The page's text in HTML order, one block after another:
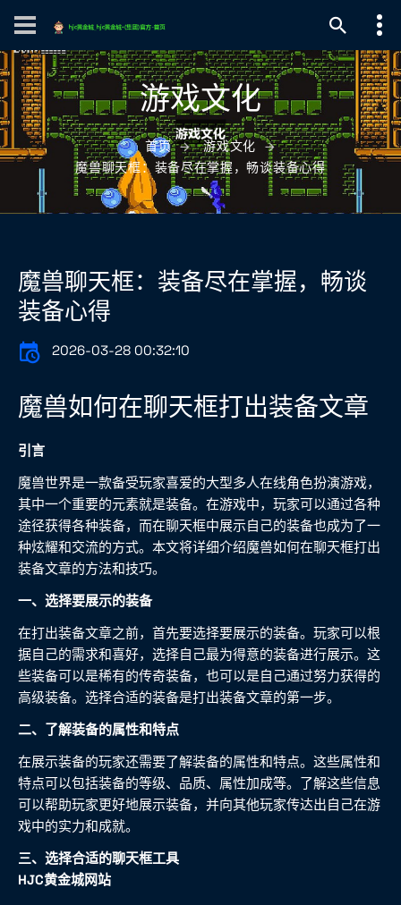
游戏文化
首页
游戏文化
魔兽聊天框：装备尽在掌握，畅谈装备心得
魔兽聊天框：装备尽在掌握，畅谈
装备心得
2026-03-28 00:32:10
魔兽如何在聊天框打出装备文章
引言
魔兽世界是一款备受玩家喜爱的大型多人在线角色扮演游戏，
其中一个重要的元素就是装备。在游戏中，玩家可以通过各种
途径获得各种装备，而在聊天框中展示自己的装备也成为了一
种炫耀和交流的方式。本文将详细介绍魔兽如何在聊天框打出
装备文章的方法和技巧。
一、选择要展示的装备
在打出装备文章之前，首先要选择要展示的装备。玩家可以根
据自己的需求和喜好，选择自己最为得意的装备进行展示。这
些装备可以是稀有的传奇装备，也可以是自己通过努力获得的
高级装备。选择合适的装备是打出装备文章的第一步。
二、了解装备的属性和特点
在展示装备的玩家还需要了解装备的属性和特点。这些属性和
特点可以包括装备的等级、品质、属性加成等。了解这些信息
可以帮助玩家更好地展示装备，并向其他玩家传达出自己在游
戏中的实力和成就。
三、选择合适的聊天框工具
HJC黄金城网站